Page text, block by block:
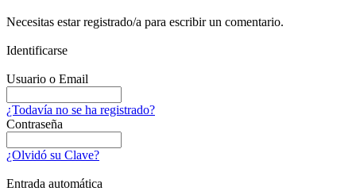
Necesitas estar registrado/a para escribir un comentario.
Identificarse
Usuario o Email
¿Todavía no se ha registrado?
Contraseña
¿Olvidó su Clave?
Entrada automática